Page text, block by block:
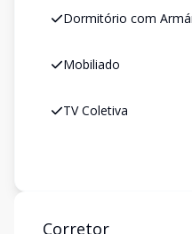
Dormitório com
Mobiliado
TV Coletiva
Corretor